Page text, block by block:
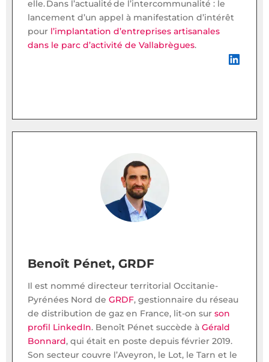
elle. Dans l’actualité de l’intercommunalité : le
lancement d’un appel à manifestation d’intérêt
pour l’implantation d’entreprises artisanales
dans le parc d’activité de Vallabrègues.
LinkedIn
Benoît Pénet, GRDF
Il est nommé directeur territorial Occitanie-
Pyrénées Nord de GRDF, gestionnaire du réseau
de distribution de gaz en France, lit-on sur son
profil LinkedIn. Benoît Pénet succède à Gérald
Bonnard, qui était en poste depuis février 2019.
Son secteur couvre l’Aveyron, le Lot, le Tarn et le